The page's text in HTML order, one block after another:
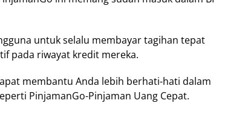
untuk selalu membayar tagihan tepat
pada riwayat kredit mereka.
membantu Anda lebih berhati-hati dalam
PinjamanGo-Pinjaman Uang Cepat.